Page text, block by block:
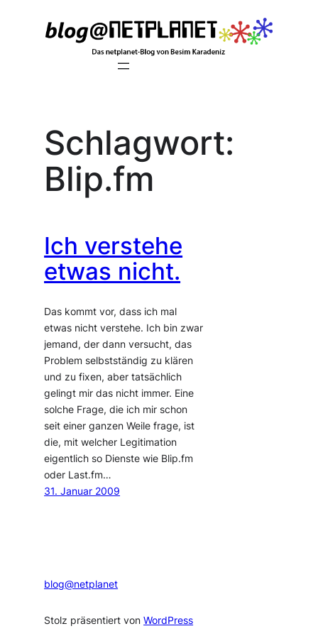
Schlagwort:
Blip.fm
Ich verstehe
etwas nicht.
Das kommt vor, dass ich mal
etwas nicht verstehe. Ich bin zwar
jemand, der dann versucht, das
Problem selbstständig zu klären
und zu fixen, aber tatsächlich
gelingt mir das nicht immer. Eine
solche Frage, die ich mir schon
seit einer ganzen Weile frage, ist
die, mit welcher Legitimation
eigentlich so Dienste wie Blip.fm
oder Last.fm…
31. Januar 2009
blog@netplanet
Stolz präsentiert vonWordPress